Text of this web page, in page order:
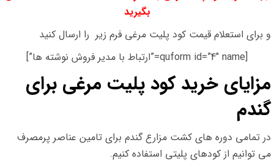
بگیرید
و برای استعلام قیمت کود پلیت مرغی فرم زیر را ارسال کنید
[quform id=”4″ name=”ارتباط با مدیر فروش نوشته ها”]
مزایای خرید کود پلیت مرغی برای
گندم
در تمامی دوره های کشت مزارع گندم برای تامین عناصر پرمصرف
می توانیم از کودهای پلیتی استفاده کنیم.